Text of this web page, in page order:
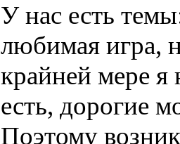
У нас есть
любимая игра,
крайней мере я
есть, дорогие
Поэтому